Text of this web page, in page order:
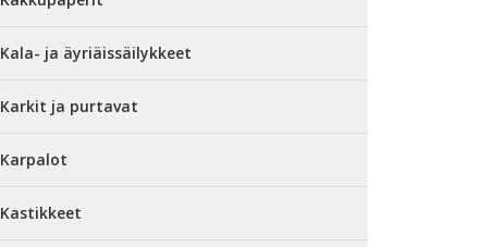
Kala- ja äyriäissäilykkeet
Karkit ja purtavat
Karpalot
Kastikkeet